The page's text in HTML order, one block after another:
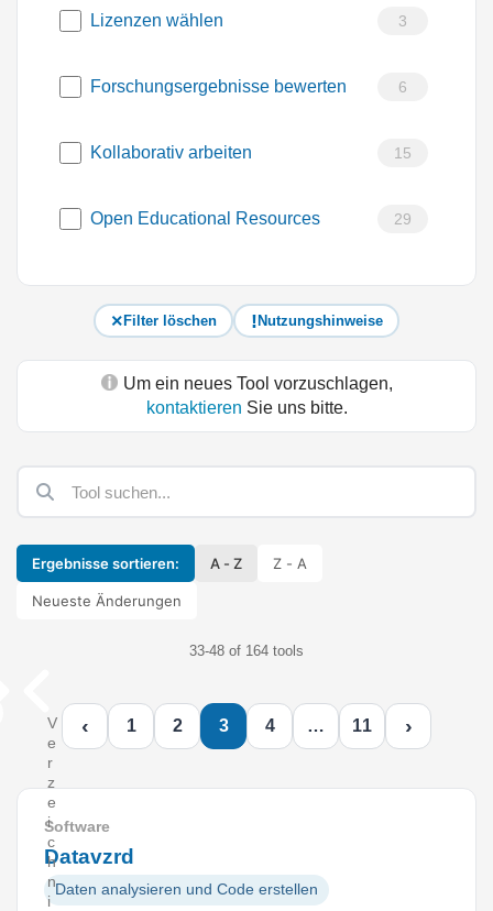
Lizenzen wählen 3
Forschungsergebnisse bewerten 6
Kollaborativ arbeiten 15
Open Educational Resources 29
Filter löschen Nutzungshinweise
Um ein neues Tool vorzuschlagen,
kontaktieren Sie uns bitte.
Ergebnisse sortieren: A - Z Z - A
Neueste Änderungen
33-48 of 164 tools
V
e
r
z
e
i
c
h
n
i
‹ 1 2 3 4 … 11 ›
Software
Datavzrd
Daten analysieren und Code erstellen